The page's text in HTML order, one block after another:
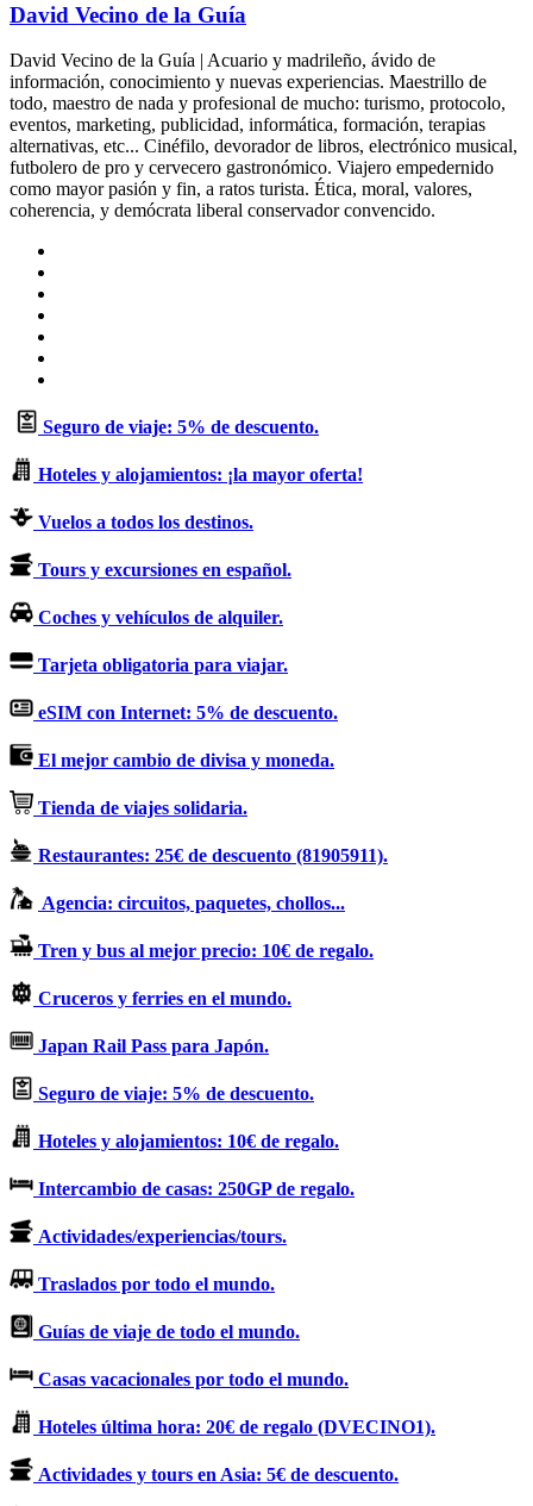
David Vecino de la Guía
David Vecino de la Guía | Acuario y madrileño, ávido de
información, conocimiento y nuevas experiencias. Maestrillo de
todo, maestro de nada y profesional de mucho: turismo, protocolo,
eventos, marketing, publicidad, informática, formación, terapias
alternativas, etc... Cinéfilo, devorador de libros, electrónico musical,
futbolero de pro y cervecero gastronómico. Viajero empedernido
como mayor pasión y fin, a ratos turista. Ética, moral, valores,
coherencia, y demócrata liberal conservador convencido.
Seguro de viaje: 5% de descuento.
Hoteles y alojamientos: ¡la mayor oferta!
Vuelos a todos los destinos.
Tours y excursiones en español.
Coches y vehículos de alquiler.
Tarjeta obligatoria para viajar.
eSIM con Internet: 5% de descuento.
El mejor cambio de divisa y moneda.
Tienda de viajes solidaria.
Restaurantes: 25€ de descuento (81905911).
Agencia: circuitos, paquetes, chollos...
Tren y bus al mejor precio: 10€ de regalo.
Cruceros y ferries en el mundo.
Japan Rail Pass para Japón.
Seguro de viaje: 5% de descuento.
Hoteles y alojamientos: 10€ de regalo.
Intercambio de casas: 250GP de regalo.
Actividades/experiencias/tours.
Traslados por todo el mundo.
Guías de viaje de todo el mundo.
Casas vacacionales por todo el mundo.
Hoteles última hora: 20€ de regalo (DVECINO1).
Actividades y tours en Asia: 5€ de descuento.